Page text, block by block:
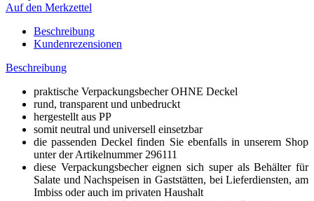
Auf den Merkzettel
Beschreibung
Kundenrezensionen
Beschreibung
praktische Verpackungsbecher OHNE Deckel
rund, transparent und unbedruckt
hergestellt aus PP
somit neutral und universell einsetzbar
die passenden Deckel finden Sie ebenfalls in unserem Shop
unter der Artikelnummer 296111
diese Verpackungsbecher eignen sich super als Behälter für
Salate und Nachspeisen in Gaststätten, bei Lieferdiensten, am
Imbiss oder auch im privaten Haushalt